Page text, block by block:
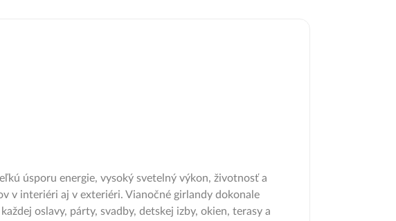
úsporu energie, vysoký svetelný výkon, životnosť a
v interiéri aj v exteriéri. Vianočné girlandy dokonale
oslavy, párty, svadby, detskej izby, okien, terasy a